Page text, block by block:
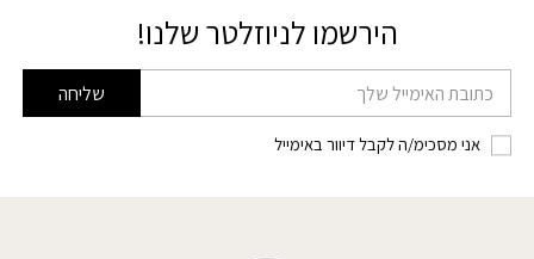
הירשמו לניוזלטר שלנו!
דוא׳׳ל שליחה
אני מסכימ/ה לקבל דיוור באימייל